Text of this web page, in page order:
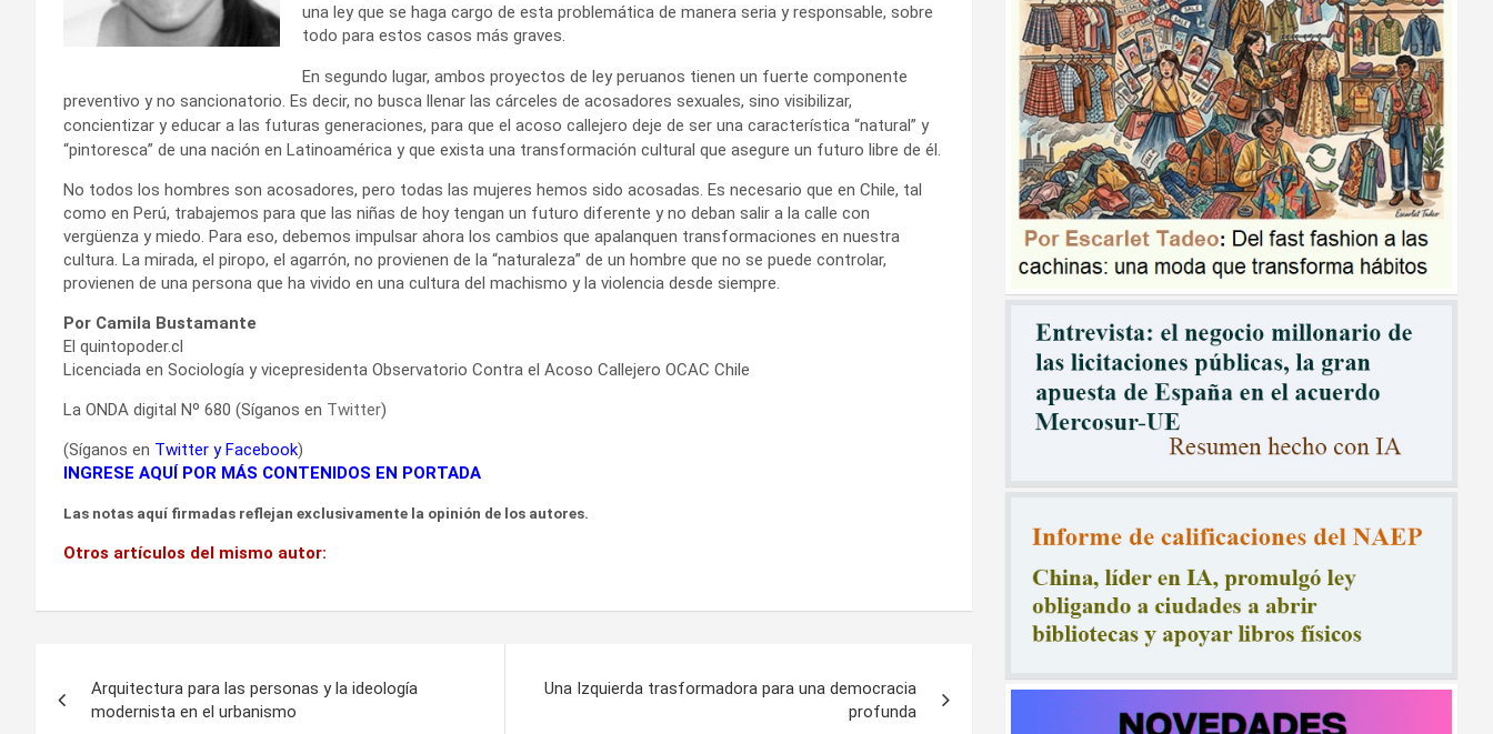
una ley que se haga cargo de esta problemática de manera seria y responsable, sobre
todo para estos casos más graves.
En segundo lugar, ambos proyectos de ley peruanos tienen un fuerte componente
preventivo y no sancionatorio. Es decir, no busca llenar las cárceles de acosadores sexuales, sino visibilizar,
concientizar y educar a las futuras generaciones, para que el acoso callejero deje de ser una característica “natural” y
“pintoresca” de una nación en Latinoamérica y que exista una transformación cultural que asegure un futuro libre de él.
No todos los hombres son acosadores, pero todas las mujeres hemos sido acosadas. Es necesario que en Chile, tal
como en Perú, trabajemos para que las niñas de hoy tengan un futuro diferente y no deban salir a la calle con
vergüenza y miedo. Para eso, debemos impulsar ahora los cambios que apalanquen transformaciones en nuestra
cultura. La mirada, el piropo, el agarrón, no provienen de la “naturaleza” de un hombre que no se puede controlar,
provienen de una persona que ha vivido en una cultura del machismo y la violencia desde siempre.
Por Camila Bustamante
El quintopoder.cl
Licenciada en Sociología y vicepresidenta Observatorio Contra el Acoso Callejero OCAC Chile
La ONDA digital Nº 680 (Síganos en Twitter)
(Síganos en Twitter yFacebook)
INGRESE AQUÍ POR MÁS CONTENIDOS EN PORTADA
Las notas aquí firmadas reflejan exclusivamente la opinión de los autores.
Otros artículos del mismo autor:
de
Arquitectura para las personas y la ideología
modernista en el urbanismo
Una Izquierda trasformadora para una democracia
profunda